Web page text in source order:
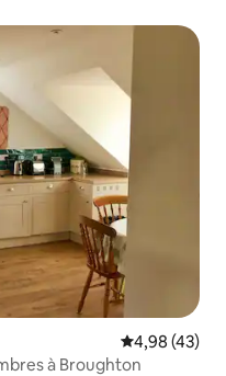
plus aimés
Note
4,98 (43)
à Broughton